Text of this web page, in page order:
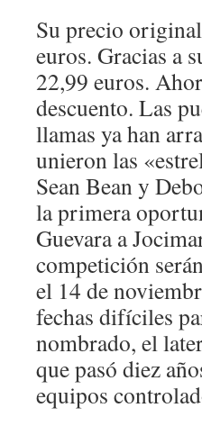
Su precio
euros. Gracias a
22,99 euros.
descuento. Las
llamas ya han
unieron las
Sean Bean y
la primera
Guevara a
competición
el 14 de
fechas difíciles
nombrado, el
que pasó diez
equipos